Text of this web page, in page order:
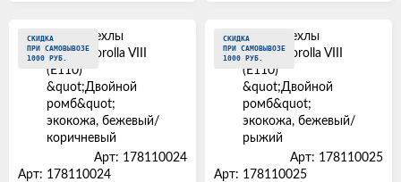
СКИДКА
ПРИ САМОВЫВОЗЕ
1000 РУБ.
Арт: 178110024
Арт: 178110024
СКИДКА
ПРИ САМОВЫВОЗЕ
1000 РУБ.
Арт: 178110025
Арт: 178110025